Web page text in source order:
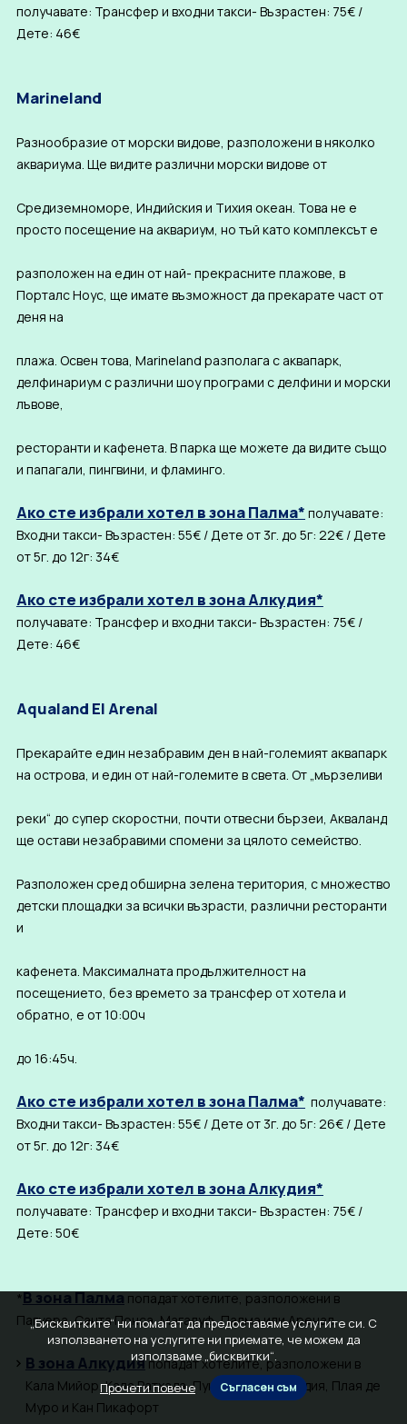
получавате: Трансфер и входни такси- Възрастен: 75€ /
Дете: 46€
Marineland
Разнообразие от морски видове, разположени в няколко
аквариума. Ще видите различни морски видове от
Средиземноморе, Индийския и Тихия океан. Това не е
просто посещение на аквариум, но тъй като комплексът е
разположен на един от най- прекрасните плажове, в
Порталс Ноус, ще имате възможност да прекарате част от
деня на
плажа. Освен това, Marineland разполага с аквапарк,
делфинариум с различни шоу програми с делфини и морски
лъвове,
ресторанти и кафенета. В парка ще можете да видите също
и папагали, пингвини, и фламинго.
Ако сте избрали хотел в зона Палма* получавате:
Входни такси- Възрастен: 55€ / Дете от 3г. до 5г: 22€ / Дете
от 5г. до 12г: 34€
Ако сте избрали хотел в зона Алкудия*
получавате: Трансфер и входни такси- Възрастен: 75€ /
Дете: 46€
Aqualand El Arenal
Прекарайте един незабравим ден в най-големият аквапарк
на острова, и един от най-големите в света. От „мързеливи
реки“ до супер скоростни, почти отвесни бързеи, Акваланд
ще остави незабравими спомени за цялото семейство.
Разположен сред обширна зелена територия, с множество
детски площадки за всички възрасти, различни ресторанти
и
кафенета. Максималната продължителност на
посещението, без времето за трансфер от хотела и
обратно, е от 10:00ч
до 16:45ч.
Ако сте избрали хотел в зона Палма* получавате:
Входни такси- Възрастен: 55€ / Дете от 3г. до 5г: 26€ / Дете
от 5г. до 12г: 34€
Ако сте избрали хотел в зона Алкудия*
получавате: Трансфер и входни такси- Възрастен: 75€ /
Дете: 50€
*В зона Палма попадат хотелите, разположени в
Пагуера, Санта Понса, Магалуф, Палма или Аренал.
В зона Алкудияпопадат хотелите, разположени в
Кала Мийор, Кала Ратхада, Пунта Рейна, Алкудия, Плая де
Муро и Кан Пикафорт
„Бисквитките“ ни помагат да предоставяме услугите си. С
използването на услугите ни приемате, че можем да
използваме „бисквитки“.
Прочети повече
Съгласен съм